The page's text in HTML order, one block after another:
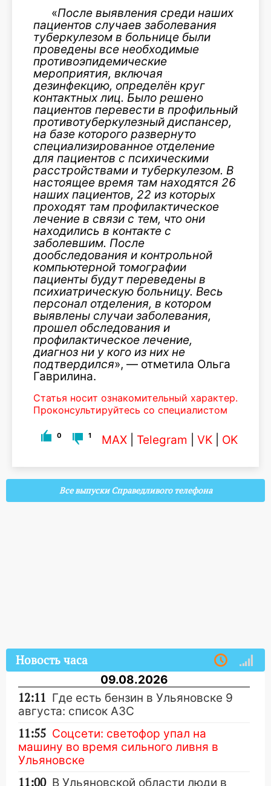
«После выявления среди наших
пациентов случаев заболевания
туберкулезом в больнице были
проведены все необходимые
противоэпидемические
мероприятия, включая
дезинфекцию, определён круг
контактных лиц. Было решено
пациентов перевести в профильный
противотуберкулезный диспансер,
на базе которого развернуто
специализированное отделение
для пациентов с психическими
расстройствами и туберкулезом. В
настоящее время там находятся 26
наших пациентов, 22 из которых
проходят там профилактическое
лечение в связи с тем, что они
находились в контакте с
заболевшим. После
дообследования и контрольной
компьютерной томографии
пациенты будут переведены в
психиатрическую больницу. Весь
персонал отделения, в котором
выявлены случаи заболевания,
прошел обследования и
профилактическое лечение,
диагноз ни у кого из них не
подтвердился», — отметила Ольга
Гаврилина.
Статья носит ознакомительный характер.
Проконсультируйтесь со специалистом
0 1 MAX Telegram VK OK
Все выпуски Справедливого телефона
Новость часа
09.08.2026
12:11 Где есть бензин в Ульяновске 9
августа: список АЗС
11:55 Соцсети: светофор упал на
машину во время сильного ливня в
Ульяновске
11:00 В Ульяновской области люди в